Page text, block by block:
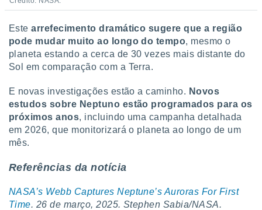
Este arrefecimento dramático sugere que a região
pode mudar muito ao longo do tempo, mesmo o
planeta estando a cerca de 30 vezes mais distante do
Sol em comparação com a Terra.
E novas investigações estão a caminho. Novos
estudos sobre Neptuno estão programados para os
próximos anos, incluindo uma campanha detalhada
em 2026, que monitorizará o planeta ao longo de um
mês.
Referências da notícia
NASA’s Webb Captures Neptune’s Auroras For First
Time. 26 de março, 2025. Stephen Sabia/NASA.